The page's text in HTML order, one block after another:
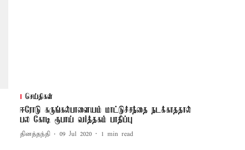
செய்திகள்
ஈரோடு கருங்கல்பாளையம் மாட்டுச்சந்தை நடக்காததால்
பல கோடி ரூபாய் வர்த்தகம் பாதிப்பு
தினத்தந்தி 09 Jul 2020 1 min read